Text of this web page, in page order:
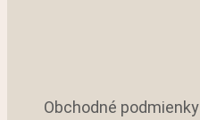
Obchodné podmienky